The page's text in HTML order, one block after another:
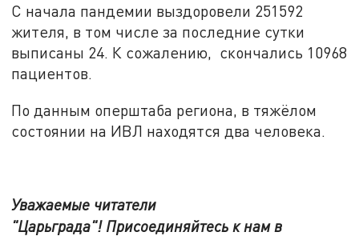
С начала пандемии выздоровели 251592
жителя, в том числе за последние сутки
выписаны 24. К сожалению, скончались 10968
пациентов.
По данным оперштаба региона, в тяжёлом
состоянии на ИВЛ находятся два человека.
Уважаемые читатели
"Царьграда"! Присоединяйтесь к нам в